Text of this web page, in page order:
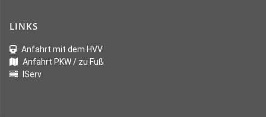
LINKS
Anfahrt mit dem HVV
Anfahrt PKW / zu Fuß
IServ